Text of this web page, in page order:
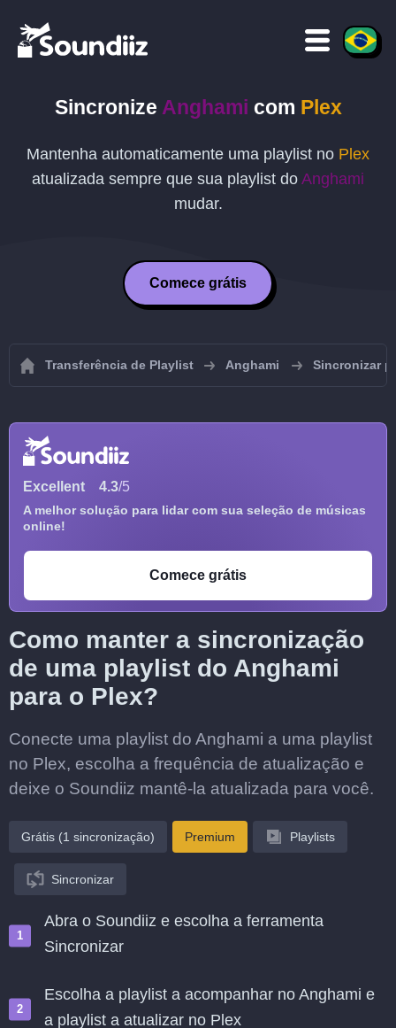
Sincronize Anghami com Plex
Mantenha automaticamente uma playlist no Plex
atualizada sempre que sua playlist do Anghami
mudar.
Comece grátis
Transferência de Playlist Anghami Sincronizar
Excellent 4.3/5
A melhor solução para lidar com sua seleção de músicas
online!
Comece grátis
Como manter a sincronização
de uma playlist do Anghami
para o Plex?
Conecte uma playlist do Anghami a uma playlist
no Plex, escolha a frequência de atualização e
deixe o Soundiiz mantê-la atualizada para você.
Grátis (1 sincronização) Premium Playlists
Sincronizar
Abra o Soundiiz e escolha a ferramenta
Sincronizar
Escolha a playlist a acompanhar no Anghami e
a playlist a atualizar no Plex